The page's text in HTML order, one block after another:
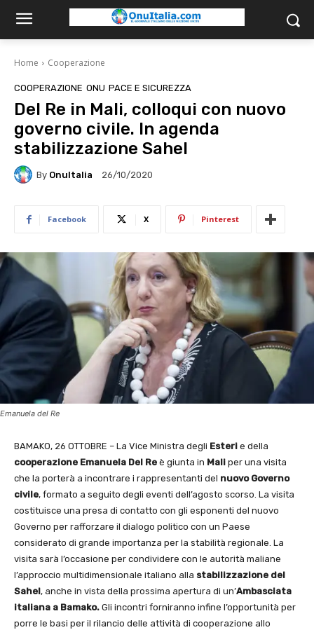
Home Cooperazione
COOPERAZIONE ONU PACE E SICUREZZA
Del Re in Mali, colloqui con nuovo
governo civile. In agenda
stabilizzazione Sahel
By OnuItalia 26/10/2020
Facebook X Pinterest
Emanuela del Re
BAMAKO, 26 OTTOBRE – La Vice Ministra degli Esteri e della
cooperazione Emanuela Del Re è giunta in Mali per una visita
che la porterà a incontrare i rappresentanti del nuovo Governo
civile, formato a seguito degli eventi dell’agosto scorso. La visita
costituisce una presa di contatto con gli esponenti del nuovo
Governo per rafforzare il dialogo politico con un Paese
considerato di grande importanza per la stabilità regionale. La
visita sarà l’occasione per condividere con le autorità maliane
l’approccio multidimensionale italiano alla stabilizzazione del
Sahel, anche in vista della prossima apertura di un’Ambasciata
italiana a Bamako. Gli incontri forniranno infine l’opportunità per
porre le basi per il rilancio delle attività di cooperazione allo